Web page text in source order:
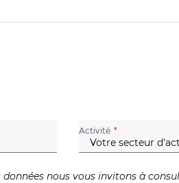
Activité (champ
nous vous invitons à